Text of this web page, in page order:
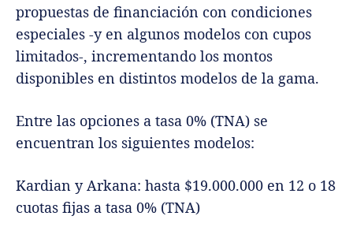
propuestas de financiación con condiciones
especiales -y en algunos modelos con cupos
limitados-, incrementando los montos
disponibles en distintos modelos de la gama.
Entre las opciones a tasa 0% (TNA) se
encuentran los siguientes modelos:
Kardian y Arkana: hasta $19.000.000 en 12 o 18
cuotas fijas a tasa 0% (TNA)